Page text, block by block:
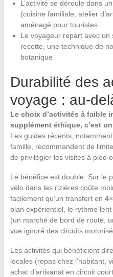
L’activité se déroule dans
(cuisine familiale, atelier
aménagé pour touristes
Le voyageur repart avec
recette, une technique de
botanique
Durabilité des
voyage : au-
Le choix d’activités à faible
supplément éthique, c’est
Les guides récents,
famille, recommandent de
de privilégier les visites à pied
Le bénéfice est double. Sur le
vélo dans les rizières coûte
facilement qu’un transfert en
plan expérientiel, le rythme
(un marché de bord de route,
vue ignoré des circuits
Les activités qui bénéficient
locales (repas chez l’habitant,
achat d’artisanat en circuit